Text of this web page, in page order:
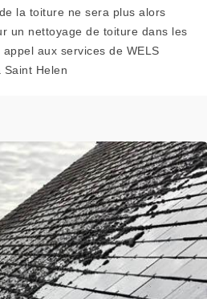
la toiture ne sera plus alors
un nettoyage de toiture dans les
aux services de WELS
Saint Helen